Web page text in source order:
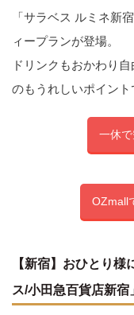
「サラベス ルミネ新
ィープランが登場。
ドリンクもおかわり
のもうれしいポイント
一休
OZmall
【新宿】おひとり
ス/小田急百貨店新宿